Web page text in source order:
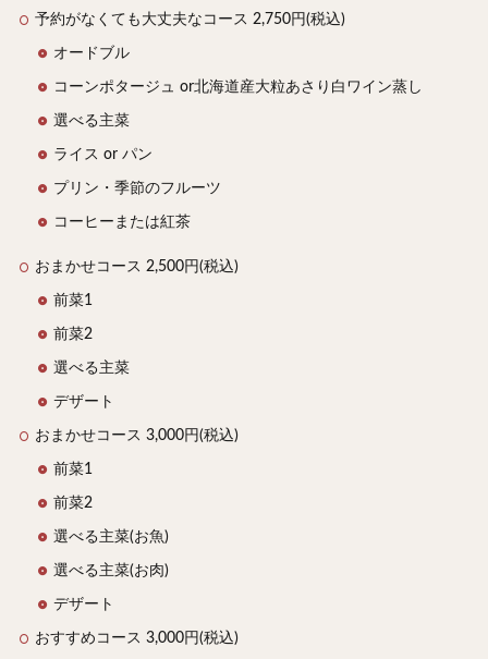
予約がなくても大丈夫なコース 2,750円(税込)
オードブル
コーンポタージュ or北海道産大粒あさり白ワイン蒸し
選べる主菜
ライス or パン
プリン・季節のフルーツ
コーヒーまたは紅茶
おまかせコース 2,500円(税込)
前菜1
前菜2
選べる主菜
デザート
おまかせコース 3,000円(税込)
前菜1
前菜2
選べる主菜(お魚)
選べる主菜(お肉)
デザート
おすすめコース 3,000円(税込)